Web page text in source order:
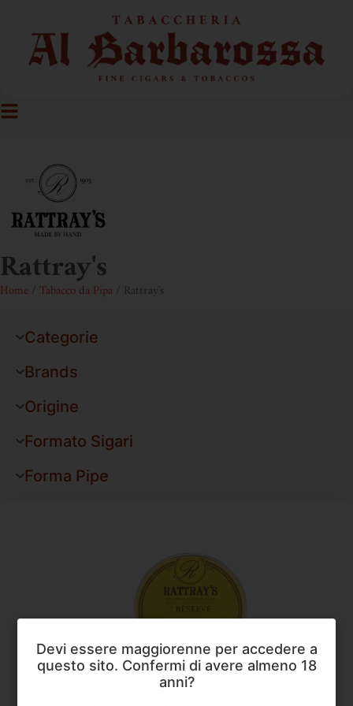
Rattray's
Home Tabacco da Pipa / Rattray's
Categorie
Brands
Origine
Formato Sigari
Forma Pipe
Devi essere maggiorenne per accedere a
questo sito. Confermi di avere almeno 18
anni?